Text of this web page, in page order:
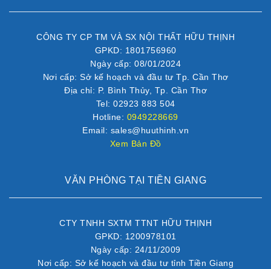
CÔNG TY CP TM VÀ SX NỘI THẤT HỮU THỊNH
GPKD: 1801756960
Ngày cấp: 08/01/2024
Nơi cấp: Sở kế hoạch và đầu tư Tp. Cần Thơ
Địa chỉ: P. Bình Thủy, Tp. Cần Thơ
Tel: 02923 883 504
Hotline: 0949228669
Email: sales@huuthinh.vn
Xem Bản Đồ
VĂN PHÒNG TẠI TIỀN GIANG
CTY TNHH SXTM TTNT HỮU THỊNH
GPKD: 1200978101
Ngày cấp: 24/11/2009
Nơi cấp: Sở kế hoạch và đầu tư tỉnh Tiền Giang